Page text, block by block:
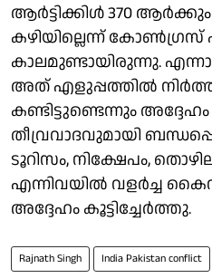
ആർട്ടിക്കിൾ 370
കഴിയില്ലെന്ന്
കാലമുണ്ടായിരുന്നു.
അത് എളുപ്പത്തിൽ
കണ്ടിട്ടുണ്ടെന്നും
തീവ്രവാദവുമായി
ടൂറിസം, നിക്ഷേപം,
എന്നിവയിൽ വളർച്ച
അദ്ദേഹം കൂട്ടിച്ചേർത്തു.
Rajnath Singh India Pakistan conflict